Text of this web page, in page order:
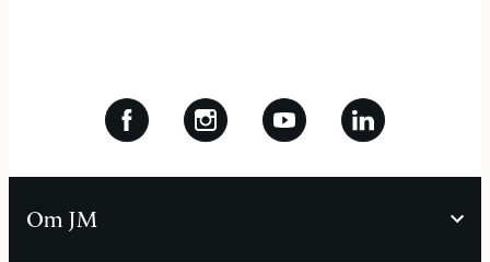
Om JM